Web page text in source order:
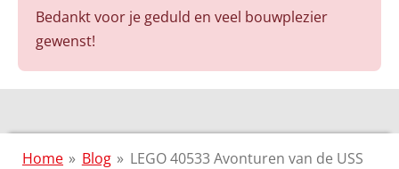
Bedankt voor je geduld en veel bouwplezier
gewenst!
Home » Blog » LEGO 40533 Avonturen van de USS